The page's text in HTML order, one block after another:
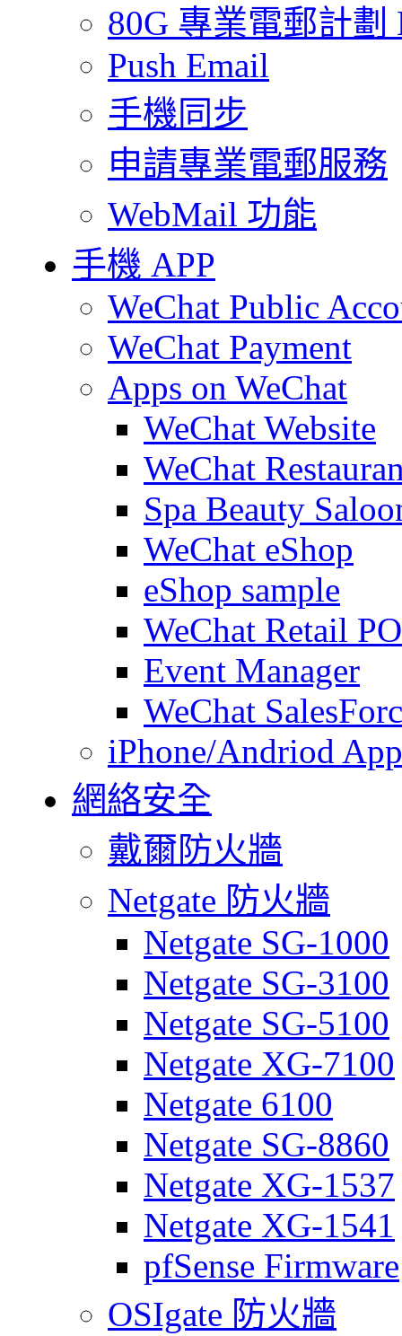
80G 專業電郵計劃
Push Email
手機同步
申請專業電郵服務
WebMail 功能
手機 APP
WeChat Public
WeChat Payment
Apps on WeChat
WeChat Website
WeChat
Spa Beauty
WeChat eShop
eShop sample
WeChat Retail
Event Manager
WeChat
iPhone/Andriod
網絡安全
戴爾防火牆
Netgate 防火牆
Netgate SG-1000
Netgate SG-3100
Netgate SG-5100
Netgate XG-7100
Netgate 6100
Netgate SG-8860
Netgate XG-1537
Netgate XG-1541
pfSense Firmware
OSIgate 防火牆